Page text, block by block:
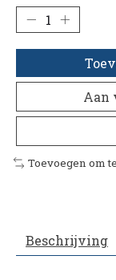
Aan
Toevoegen om
Beschrijving